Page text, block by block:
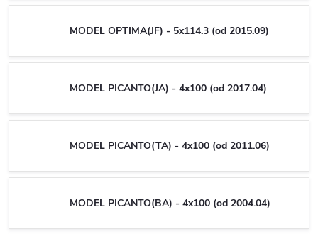
MODEL OPTIMA(JF) - 5x114.3 (od 2015.09)
MODEL PICANTO(JA) - 4x100 (od 2017.04)
MODEL PICANTO(TA) - 4x100 (od 2011.06)
MODEL PICANTO(BA) - 4x100 (od 2004.04)